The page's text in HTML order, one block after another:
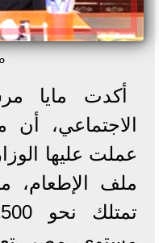
أكدت مايا
الاجتماعي، أن
عملت عليها
ملف الإطعام،